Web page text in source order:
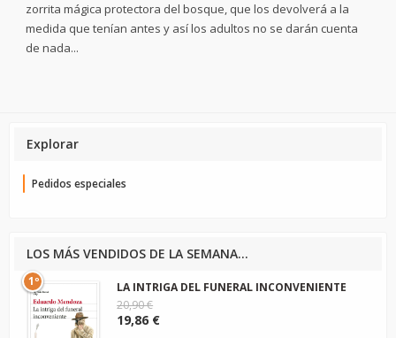
zorrita mágica protectora del bosque, que los devolverá a la
medida que tenían antes y así los adultos no se darán cuenta
de nada...
Explorar
Pedidos especiales
LOS MÁS VENDIDOS DE LA SEMANA...
1º
LA INTRIGA DEL FUNERAL INCONVENIENTE
20,90 €
19,86 €